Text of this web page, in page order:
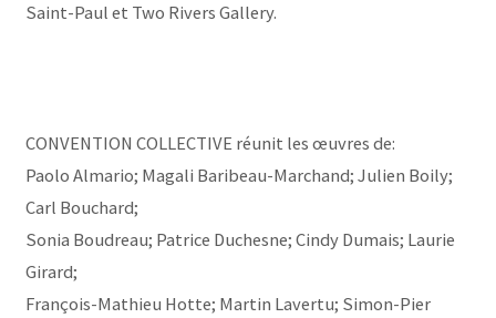
Saint-Paul et Two Rivers Gallery.
CONVENTION COLLECTIVE réunit les œuvres de:
Paolo Almario; Magali Baribeau-Marchand; Julien Boily;
Carl Bouchard;
Sonia Boudreau; Patrice Duchesne; Cindy Dumais; Laurie
Girard;
François-Mathieu Hotte; Martin Lavertu; Simon-Pier